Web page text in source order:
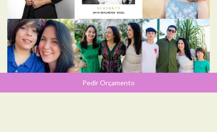
Pedir Orçamento